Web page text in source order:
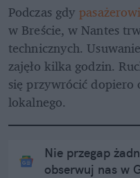
Podczas gdy
w Breście, w Nantes
technicznych.
zajęło kilka godzin.
się przywrócić dopiero
lokalnego.
Nie przegap
obserwuj nas w